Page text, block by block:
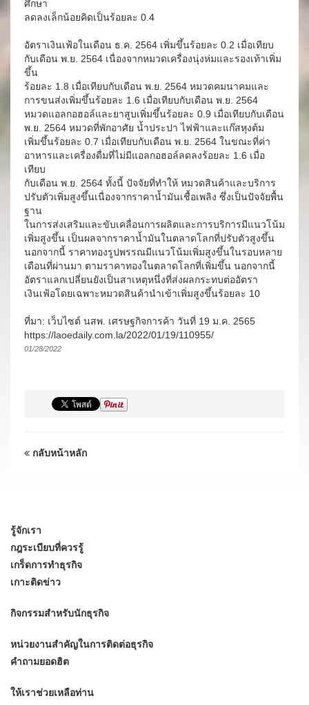
ศึกษา
ลดลงเล็กน้อยคิดเป็นร้อยละ 0.4
อัตราเงินเฟ้อในเดือน ธ.ค. 2564 เพิ่มขึ้นร้อยละ 0.2 เมื่อเทียบ
กับเดือน พ.ย. 2564 เนื่องจากหมวดเครื่องนุ่งห่มและรองเท้าเพิ่ม
ขึ้น
ร้อยละ 1.8 เมื่อเทียบกับเดือน พ.ย. 2564 หมวดคมนาคมและ
การขนส่งเพิ่มขึ้นร้อยละ 1.6 เมื่อเทียบกับเดือน พ.ย. 2564
หมวดแอลกอฮอล์และยาสูบเพิ่มขึ้นร้อยละ 0.9 เมื่อเทียบกับเดือน
พ.ย. 2564 หมวดที่พักอาศัย น้ำประปา ไฟฟ้าและแก๊สหุงต้ม
เพิ่มขึ้นร้อยละ 0.7 เมื่อเทียบกับเดือน พ.ย. 2564 ในขณะที่ค่า
อาหารและเครื่องดื่มที่ไม่มีแอลกอฮอล์ลดลงร้อยละ 1.6 เมื่อ
เทียบ
กับเดือน พ.ย. 2564 ทั้งนี้ ปัจจัยที่ทำให้ หมวดสินค้าและบริการ
ปรับตัวเพิ่มสูงขึ้นเนื่องจากราคาน้ำมันเชื้อเพลิง ซึ่งเป็นปัจจัยพื้น
ฐาน
ในการส่งเสริมและขับเคลื่อนการผลิตและการบริการมีแนวโน้ม
เพิ่มสูงขึ้น เป็นผลจากราคาน้ำมันในตลาดโลกที่ปรับตัวสูงขึ้น
นอกจากนี้ ราคาทองรูปพรรณมีแนวโน้มเพิ่มสูงขึ้นในรอบหลาย
เดือนที่ผ่านมา ตามราคาทองในตลาดโลกที่เพิ่มขึ้น นอกจากนี้
อัตราแลกเปลี่ยนยังเป็นสาเหตุหนึ่งที่ส่งผลกระทบต่ออัตรา
เงินเฟ้อโดยเฉพาะหมวดสินค้านำเข้าเพิ่มสูงขึ้นร้อยละ 10
ที่มา: เว็บไซต์ นสพ. เศรษฐกิจการค้า วันที่ 19 ม.ค. 2565
https://laoedaily.com.la/2022/01/19/110955/
01/28/2022
กลับหน้าหลัก
รู้จักเรา
กฎระเบียบที่ควรรู้
เกร็ดการทำธุรกิจ
เกาะติดข่าว
กิจกรรมสำหรับนักธุรกิจ
หน่วยงานสำคัญในการติดต่อธุรกิจ
คำถามยอดฮิต
ให้เราช่วยเหลือท่าน